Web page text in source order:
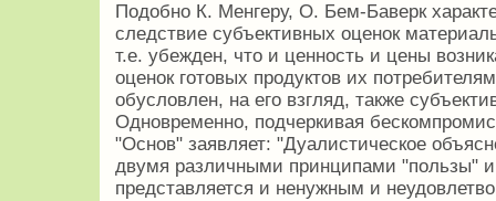
Подобно К. Менгеру, О. Бем-Баверк
следствие субъективных оценок
т.е. убежден, что и ценность и цены
оценок готовых продуктов их
обусловлен, на его взгляд, также
Одновременно, подчеркивая
"Основ" заявляет: "Дуалистическое
двумя различными принципами "пользы" и
представляется и ненужным и